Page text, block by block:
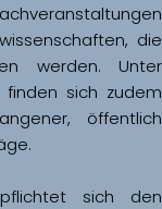
finden sich zudem
öffentlich
sich den